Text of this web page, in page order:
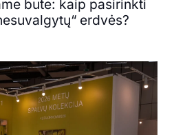
bute: kaip pasirinkti
erdvės?